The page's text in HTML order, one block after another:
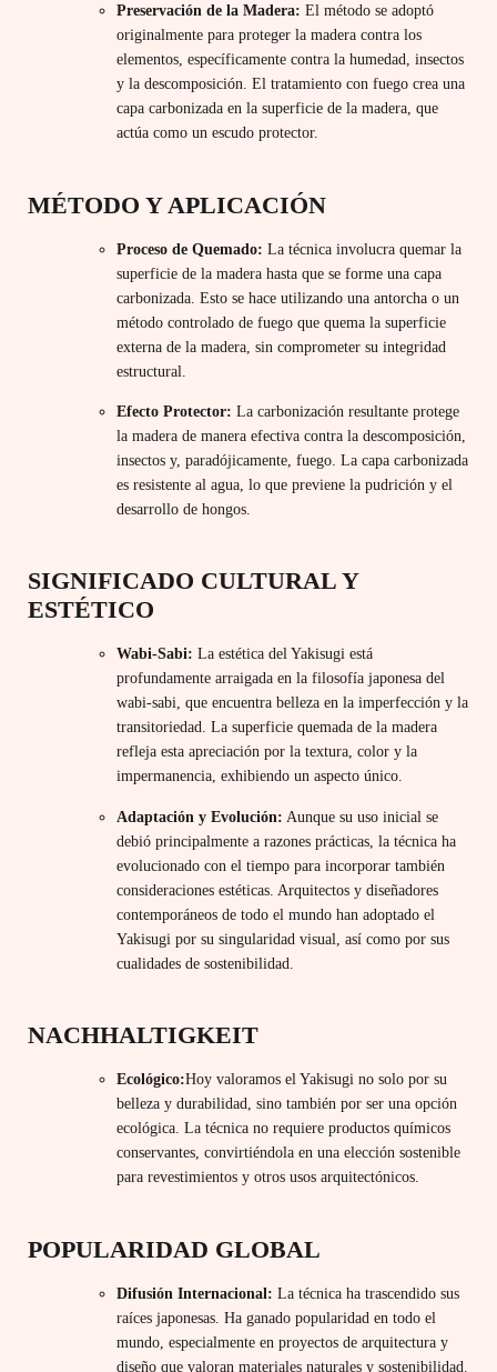
Preservación de la Madera: El método se adoptó
originalmente para proteger la madera contra los
elementos, específicamente contra la humedad, insectos
y la descomposición. El tratamiento con fuego crea una
capa carbonizada en la superficie de la madera, que
actúa como un escudo protector.
MÉTODO Y APLICACIÓN
Proceso de Quemado: La técnica involucra quemar la
superficie de la madera hasta que se forme una capa
carbonizada. Esto se hace utilizando una antorcha o un
método controlado de fuego que quema la superficie
externa de la madera, sin comprometer su integridad
estructural.
Efecto Protector: La carbonización resultante protege
la madera de manera efectiva contra la descomposición,
insectos y, paradójicamente, fuego. La capa carbonizada
es resistente al agua, lo que previene la pudrición y el
desarrollo de hongos.
SIGNIFICADO CULTURAL Y
ESTÉTICO
Wabi-Sabi: La estética del Yakisugi está
profundamente arraigada en la filosofía japonesa del
wabi-sabi, que encuentra belleza en la imperfección y la
transitoriedad. La superficie quemada de la madera
refleja esta apreciación por la textura, color y la
impermanencia, exhibiendo un aspecto único.
Adaptación y Evolución: Aunque su uso inicial se
debió principalmente a razones prácticas, la técnica ha
evolucionado con el tiempo para incorporar también
consideraciones estéticas. Arquitectos y diseñadores
contemporáneos de todo el mundo han adoptado el
Yakisugi por su singularidad visual, así como por sus
cualidades de sostenibilidad.
NACHHALTIGKEIT
Ecológico:Hoy valoramos el Yakisugi no solo por su
belleza y durabilidad, sino también por ser una opción
ecológica. La técnica no requiere productos químicos
conservantes, convirtiéndola en una elección sostenible
para revestimientos y otros usos arquitectónicos.
POPULARIDAD GLOBAL
Difusión Internacional: La técnica ha trascendido sus
raíces japonesas. Ha ganado popularidad en todo el
mundo, especialmente en proyectos de arquitectura y
diseño que valoran materiales naturales y sostenibilidad.